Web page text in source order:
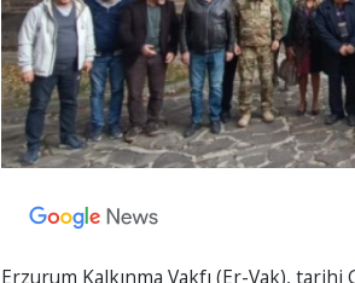
Erzurum Kalkınma Vakfı (Er-Vak), tarihi